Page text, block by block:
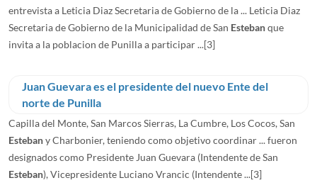
entrevista a Leticia Diaz Secretaria de Gobierno de la ... Leticia Diaz
Secretaria de Gobierno de la Municipalidad de San Estebanque
invita a la poblacion de Punilla a participar ...[3]
Juan Guevara es el presidente del nuevo Ente del
norte de Punilla
Capilla del Monte, San Marcos Sierras, La Cumbre, Los Cocos, San
Estebany Charbonier, teniendo como objetivo coordinar ... fueron
designados como Presidente Juan Guevara (Intendente de San
Esteban), Vicepresidente Luciano Vrancic (Intendente ...[3]